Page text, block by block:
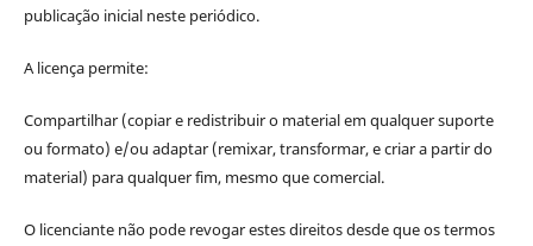
publicação inicial neste periódico.
A licença permite:
Compartilhar (copiar e redistribuir o material em qualquer suporte
ou formato) e/ou adaptar (remixar, transformar, e criar a partir do
material) para qualquer fim, mesmo que comercial.
O licenciante não pode revogar estes direitos desde que os termos